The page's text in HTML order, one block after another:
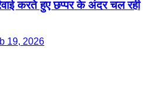
करते हुए छप्पर के अंदर चल रही
19, 2026